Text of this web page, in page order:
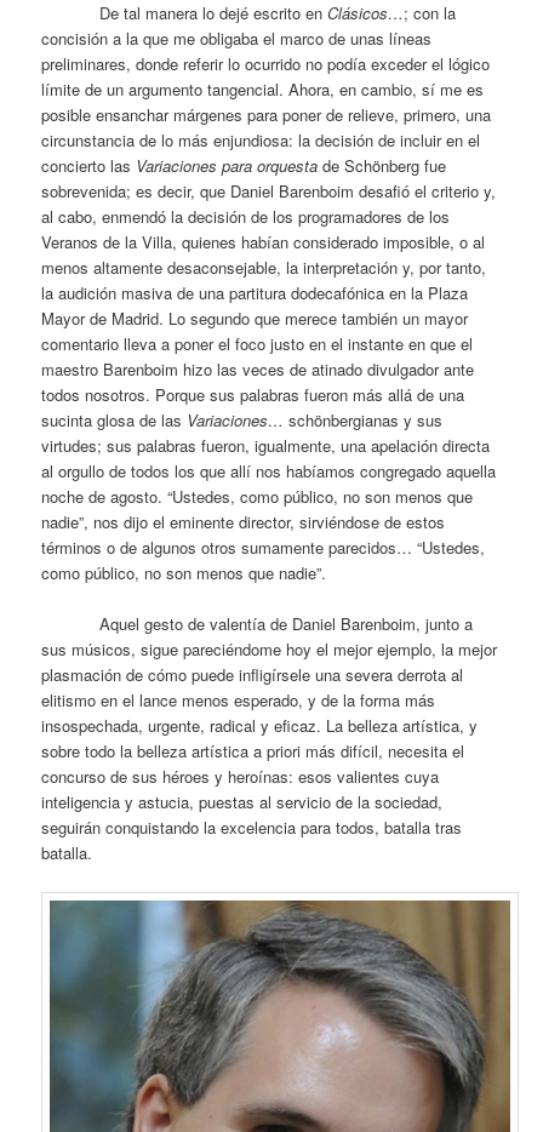
De tal manera lo dejé escrito enClásicos…; con la
concisión a la que me obligaba el marco de unas líneas
preliminares, donde referir lo ocurrido no podía exceder el lógico
límite de un argumento tangencial. Ahora, en cambio, sí me es
posible ensanchar márgenes para poner de relieve, primero, una
circunstancia de lo más enjundiosa: la decisión de incluir en el
concierto las Variaciones para orquesta de Schönberg fue
sobrevenida; es decir, que Daniel Barenboim desafió el criterio y,
al cabo, enmendó la decisión de los programadores de los
Veranos de la Villa, quienes habían considerado imposible, o al
menos altamente desaconsejable, la interpretación y, por tanto,
la audición masiva de una partitura dodecafónica en la Plaza
Mayor de Madrid. Lo segundo que merece también un mayor
comentario lleva a poner el foco justo en el instante en que el
maestro Barenboim hizo las veces de atinado divulgador ante
todos nosotros. Porque sus palabras fueron más allá de una
sucinta glosa de las Variaciones… schönbergianas y sus
virtudes; sus palabras fueron, igualmente, una apelación directa
al orgullo de todos los que allí nos habíamos congregado aquella
noche de agosto. “Ustedes, como público, no son menos que
nadie”, nos dijo el eminente director, sirviéndose de estos
términos o de algunos otros sumamente parecidos… “Ustedes,
como público, no son menos que nadie”.
Aquel gesto de valentía de Daniel Barenboim, junto a
sus músicos, sigue pareciéndome hoy el mejor ejemplo, la mejor
plasmación de cómo puede infligírsele una severa derrota al
elitismo en el lance menos esperado, y de la forma más
insospechada, urgente, radical y eficaz. La belleza artística, y
sobre todo la belleza artística a priori más difícil, necesita el
concurso de sus héroes y heroínas: esos valientes cuya
inteligencia y astucia, puestas al servicio de la sociedad,
seguirán conquistando la excelencia para todos, batalla tras
batalla.